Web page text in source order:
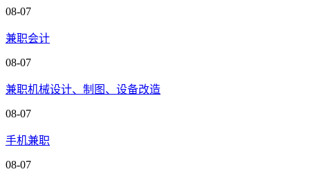
08-07
兼职会计
08-07
兼职机械设计、制图、设备改造
08-07
手机兼职
08-07